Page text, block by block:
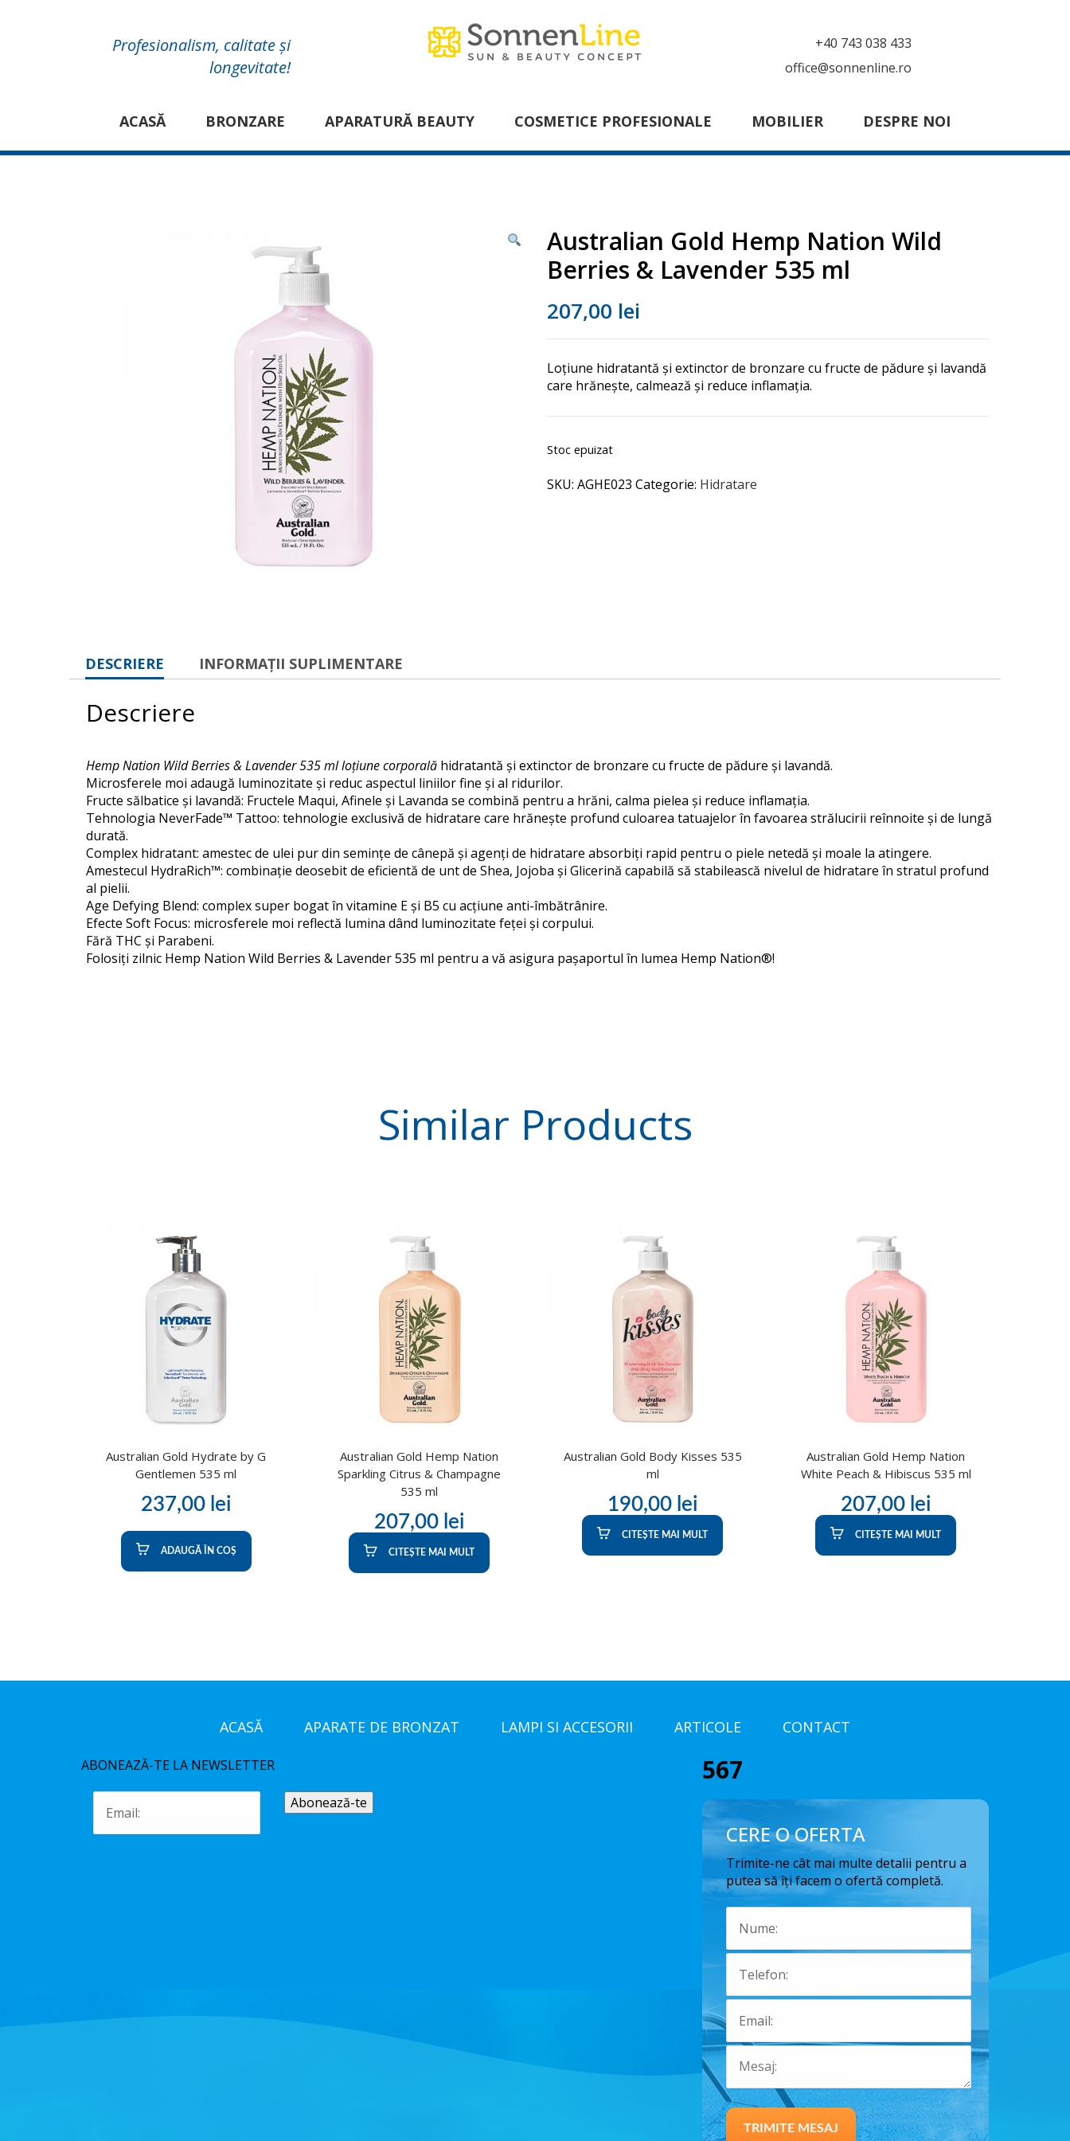
Profesionalism, calitate și
longevitate!
+40 743 038 433
office@sonnenline.ro
ACASĂ BRONZARE APARATURĂ BEAUTY COSMETICE PROFESIONALE MOBILIER DESPRE NOI
Australian Gold Hemp Nation Wild
Berries & Lavender 535 ml
207,00 lei
Loțiune hidratantă și extinctor de bronzare cu fructe de pădure și lavandă
care hrănește, calmează și reduce inflamația.
Stoc epuizat
SKU: AGHE023 Categorie: Hidratare
DESCRIERE INFORMAȚII SUPLIMENTARE
Descriere
Hemp Nation Wild Berries & Lavender 535 ml loțiune corporală hidratantă și extinctor de bronzare cu fructe de pădure și lavandă.
Microsferele moi adaugă luminozitate și reduc aspectul liniilor fine și al ridurilor.
Fructe sălbatice și lavandă: Fructele Maqui, Afinele și Lavanda se combină pentru a hrăni, calma pielea și reduce inflamația.
Tehnologia NeverFade™ Tattoo: tehnologie exclusivă de hidratare care hrănește profund culoarea tatuajelor în favoarea strălucirii reînnoite și de lungă
durată.
Complex hidratant: amestec de ulei pur din semințe de cânepă și agenți de hidratare absorbiți rapid pentru o piele netedă și moale la atingere.
Amestecul HydraRich™: combinație deosebit de eficientă de unt de Shea, Jojoba și Glicerină capabilă să stabilească nivelul de hidratare în stratul profund
al pielii.
Age Defying Blend: complex super bogat în vitamine E și B5 cu acțiune anti-îmbătrânire.
Efecte Soft Focus: microsferele moi reflectă lumina dând luminozitate feței și corpului.
Fără THC și Parabeni.
Folosiți zilnic Hemp Nation Wild Berries & Lavender 535 ml pentru a vă asigura pașaportul în lumea Hemp Nation®!
Similar Products
Australian Gold Hydrate by G
Gentlemen 535 ml
237,00 lei
ADAUGĂ ÎN COȘ
Australian Gold Hemp Nation
Sparkling Citrus & Champagne
535 ml
207,00 lei
CITEȘTE MAI MULT
Australian Gold Body Kisses 535
ml
190,00 lei
CITEȘTE MAI MULT
Australian Gold Hemp Nation
White Peach & Hibiscus 535 ml
207,00 lei
CITEȘTE MAI MULT
ACASĂ APARATE DE BRONZAT LAMPI SI ACCESORII ARTICOLE CONTACT
ABONEAZĂ-TE LA NEWSLETTER 567
CERE O OFERTA
Trimite-ne cât mai multe detalii pentru a
putea să îți facem o ofertă completă.